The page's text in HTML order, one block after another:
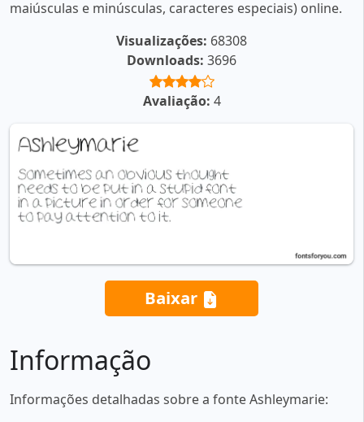
maiúsculas e minúsculas, caracteres especiais) online.
Visualizações: 68308
Downloads: 3696
Avaliação: 4
Baixar
Informação
Informações detalhadas sobre a fonte Ashleymarie: